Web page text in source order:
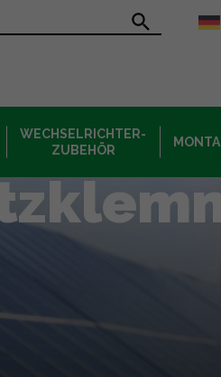
sur le site
WECHSELRICHTER-
ZUBEHÖR